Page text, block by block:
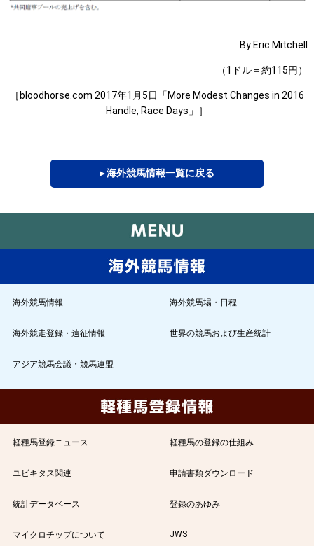
By Eric Mitchell
（1ドル＝約115円）
［bloodhorse.com 2017年1月5日「More Modest Changes in 2016
Handle, Race Days」］
▸ 海外競馬情報一覧に戻る
海外競馬情報 海外競馬場・日程
海外競走登録・遠征情報 世界の競馬および生産統計
アジア競馬会議・競馬連盟
軽種馬登録ニュース 軽種馬の登録の仕組み
ユビキタス関連 申請書類ダウンロード
統計データベース 登録のあゆみ
マイクロチップについて JWS